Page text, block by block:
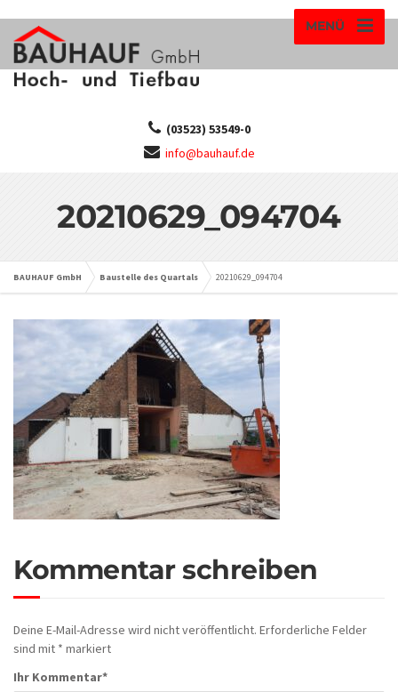
MENÜ
(03523) 53549-0
info@bauhauf.de
20210629_094704
BAUHAUF GmbH Baustelle des Quartals 20210629_094704
Kommentar schreiben
Deine E-Mail-Adresse wird nicht veröffentlicht. Erforderliche Felder
sind mit * markiert
Ihr Kommentar*